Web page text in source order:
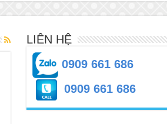
LIÊN HỆ
0909 661 686
0909 661 686